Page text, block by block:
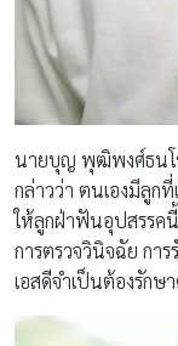
นายบุญ พุฒิพงศ์ธนโ
กล่าวว่า ตนเองมีลูก
ให้ลูกฝ่าฟันอุปสรรค
การตรวจวินิจฉัย กา
เอสดีจำเป็นต้องรัก